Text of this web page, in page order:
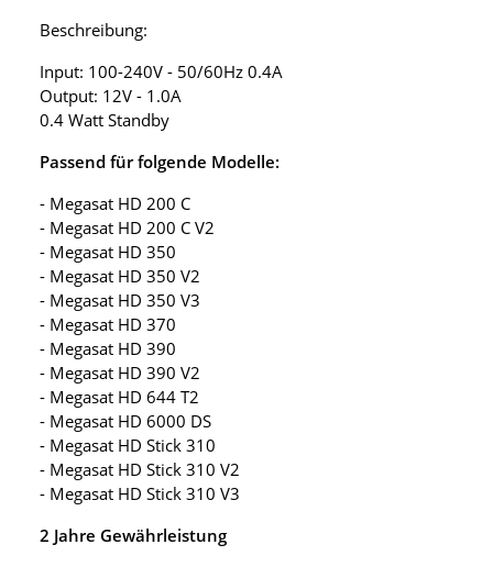
Beschreibung:
Input: 100-240V - 50/60Hz 0.4A
Output: 12V - 1.0A
0.4 Watt Standby
Passend für folgende Modelle:
- Megasat HD 200 C
- Megasat HD 200 C V2
- Megasat HD 350
- Megasat HD 350 V2
- Megasat HD 350 V3
- Megasat HD 370
- Megasat HD 390
- Megasat HD 390 V2
- Megasat HD 644 T2
- Megasat HD 6000 DS
- Megasat HD Stick 310
- Megasat HD Stick 310 V2
- Megasat HD Stick 310 V3
2 Jahre Gewährleistung